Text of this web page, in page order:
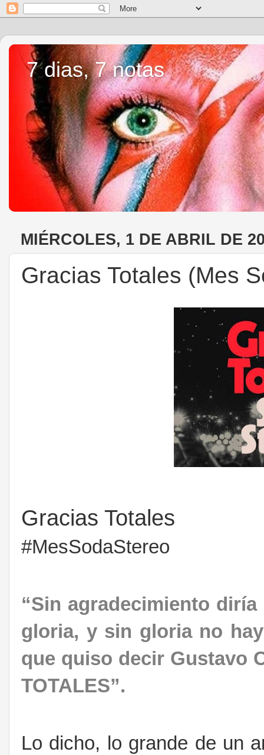
7 dias, 7 notas
MIÉRCOLES, 1 DE ABRIL DE
Gracias Totales (Mes
Gracias Totales
#MesSodaStereo
“Sin agradecimiento
gloria, y sin gloria no
que quiso decir Gustavo
TOTALES”.
Lo dicho, lo grande de un